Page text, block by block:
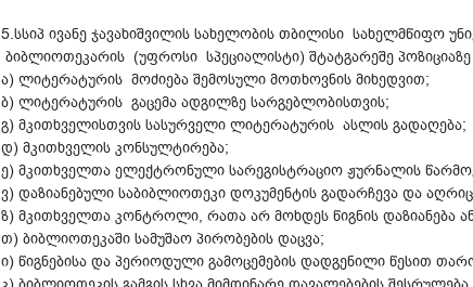
5.სსიპ ივანე ჯავახიშვილის სახელობის თბილისი
ბიბლიოთეკარის (უფროსი სპეციალისტი) შტატგარეშე
ა) ლიტერატურის მოძიება შემოსული მოთხოვნის მიხედვით;
ბ) ლიტერატურის გაცემა ადგილზე სარგებლობისთვის;
გ) მკითხველისთვის სასურველი ლიტერატურის ასლის გადაღება;
დ) მკითხველის კონსულტირება;
ე) მკითხველთა ელექტრონული სარეგისტრაციო ჟურნალის
ვ) დაზიანებული საბიბლიოთეკი დოკუმენტის გადარჩევა და
ზ) მკითხველთა კონტროლი, რათა არ მოხდეს წიგნის დაზიანება
თ) ბიბლიოთეკაში სამუშაო პირობების დაცვა;
ი) წიგნებისა და პერიოდული გამოცემების დადგენილი წესით